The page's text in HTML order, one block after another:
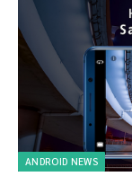
ANDROID NEWS